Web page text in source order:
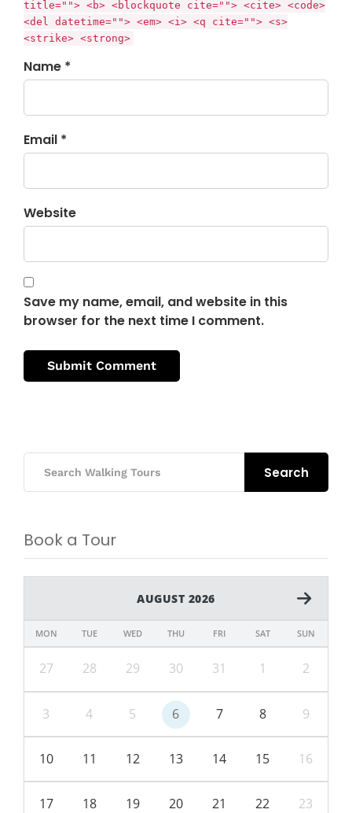
title=""> <b> <blockquote cite=""> <cite> <code>
<del datetime=""> <em> <i> <q cite=""> <s>
<strike> <strong>
Name *
Email *
Website
Save my name, email, and website in this
browser for the next time I comment.
Search
Book a Tour
AUGUST 2026
MON TUE WED THU FRI SAT SUN
27 28 29 30 31 1 2
3 4 5 6 7 8 9
10 11 12 13 14 15 16
17 18 19 20 21 22 23